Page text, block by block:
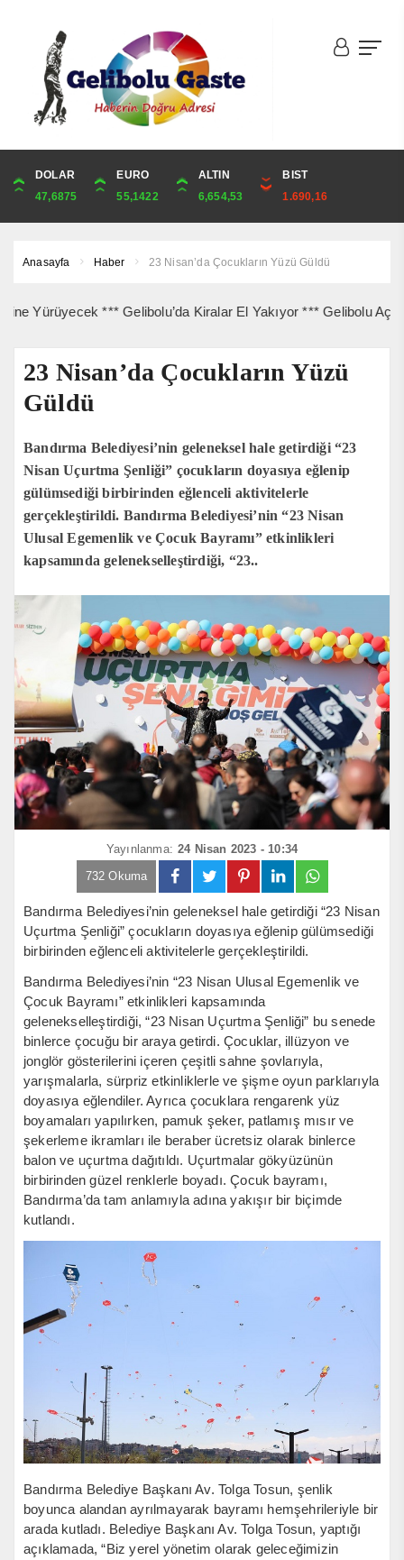
DOLAR
47,6875
EURO
55,1422
ALTIN
6,654,53
BIST
1.690,16
ONS
4,339,08
ALTIN
6,654,53
ÇEYREK
10,880,16
CUMHURİYET
44,829,00
Anasayfa Haber 23 Nisan’da Çocukların Yüzü Güldü
*** Gelibolu’da Kiralar El Yakıyor *** Gelibolu
23 Nisan’da Çocukların Yüzü
Güldü
Bandırma Belediyesi’nin geleneksel hale getirdiği “23
Nisan Uçurtma Şenliği” çocukların doyasıya eğlenip
gülümsediği birbirinden eğlenceli aktivitelerle
gerçekleştirildi. Bandırma Belediyesi’nin “23 Nisan
Ulusal Egemenlik ve Çocuk Bayramı” etkinlikleri
kapsamında gelenekselleştirdiği, “23..
Yayınlanma: 24 Nisan 2023 - 10:34
732 Okuma
Bandırma Belediyesi’nin geleneksel hale getirdiği “23 Nisan
Uçurtma Şenliği” çocukların doyasıya eğlenip gülümsediği
birbirinden eğlenceli aktivitelerle gerçekleştirildi.
Bandırma Belediyesi’nin “23 Nisan Ulusal Egemenlik ve
Çocuk Bayramı” etkinlikleri kapsamında
gelenekselleştirdiği, “23 Nisan Uçurtma Şenliği” bu senede
binlerce çocuğu bir araya getirdi. Çocuklar, illüzyon ve
jonglör gösterilerini içeren çeşitli sahne şovlarıyla,
yarışmalarla, sürpriz etkinliklerle ve şişme oyun parklarıyla
doyasıya eğlendiler. Ayrıca çocuklara rengarenk yüz
boyamaları yapılırken, pamuk şeker, patlamış mısır ve
şekerleme ikramları ile beraber ücretsiz olarak binlerce
balon ve uçurtma dağıtıldı. Uçurtmalar gökyüzünün
birbirinden güzel renklerle boyadı. Çocuk bayramı,
Bandırma’da tam anlamıyla adına yakışır bir biçimde
kutlandı.
Bandırma Belediye Başkanı Av. Tolga Tosun, şenlik
boyunca alandan ayrılmayarak bayramı hemşehrileriyle bir
arada kutladı. Belediye Başkanı Av. Tolga Tosun, yaptığı
açıklamada, “Biz yerel yönetim olarak geleceğimizin